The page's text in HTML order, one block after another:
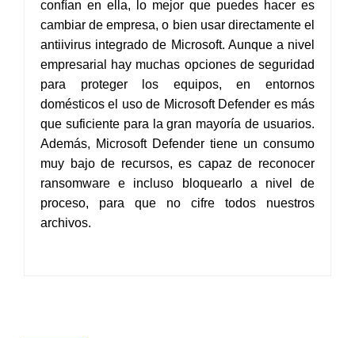
confían en ella, lo mejor que puedes hacer es
cambiar de empresa, o bien usar directamente el
antiivirus integrado de Microsoft. Aunque a nivel
empresarial hay muchas opciones de seguridad
para proteger los equipos, en entornos
domésticos el uso de Microsoft Defender es más
que suficiente para la gran mayoría de usuarios.
Además, Microsoft Defender tiene un consumo
muy bajo de recursos, es capaz de reconocer
ransomware e incluso bloquearlo a nivel de
proceso, para que no cifre todos nuestros
archivos.